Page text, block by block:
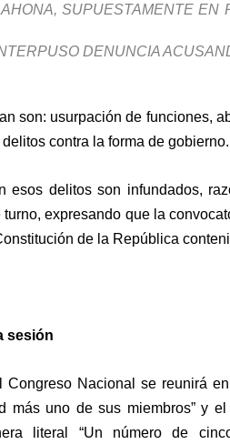
SUPUESTAMENTE EN
DENUNCIA
son: usurpación de funciones,
contra la forma de gobierno.
esos delitos son infundados,
expresando que la
de la República
sesión
Congreso Nacional se reunirá
más uno de sus miembros” y
literal “Un número de